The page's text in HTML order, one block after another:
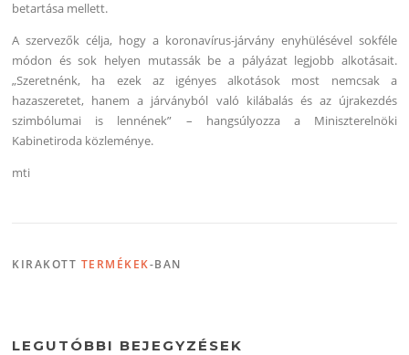
betartása mellett.
A szervezők célja, hogy a koronavírus-járvány enyhülésével sokféle
módon és sok helyen mutassák be a pályázat legjobb alkotásait.
„Szeretnénk, ha ezek az igényes alkotások most nemcsak a
hazaszeretet, hanem a járványból való kilábalás és az újrakezdés
szimbólumai is lennének” – hangsúlyozza a Miniszterelnöki
Kabinetiroda közleménye.
mti
KIRAKOTT TERMÉKEK-BAN
LEGUTÓBBI BEJEGYZÉSEK